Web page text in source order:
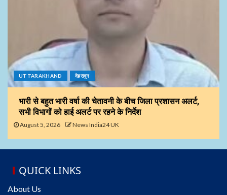
UTTARAKHAND देहरादून
भारी से बहुत भारी वर्षा की चेतावनी के बीच जिला प्रशासन अलर्ट,
सभी विभागों को हाई अलर्ट पर रहने के निर्देश
August 5, 2026 News India24 UK
QUICK LINKS
About Us